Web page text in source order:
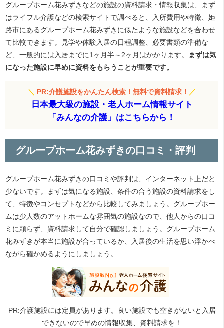
グループホーム花みずきなどの施設の資料請求・情報収集は、まず
はライフル介護などの検索サイトで調べると、入所費用や特徴、姫
路市にあるグループホーム花みずきに似たような施設などを合わせ
て比較できます。見学や体験入居の日程調整、必要書類の準備な
ど、一般的には入居までに1ヶ月半～2ヶ月はかかります。
まずは気
になった施設に早めに資料をもらうことが重要です。
＼ PR:介護施設をかんたん検索！無料で資料請求！ ／
日本最大級の施設・老人ホーム情報サイト
「みんなの介護」はこちらから！
グループホーム花みずきの口コミ・評判
グループホーム花みずきの口コミや評判は、インターネット上だと
少ないです。まずは気になる施設、条件の合う施設の資料請求をし
て、特徴やコンセプトなどから比較してみましょう。グループホー
ムは少人数のアットホームな雰囲気の施設なので、他人からの口コ
ミに頼らず、資料請求して自分で確認しましょう。グループホーム
花みずきが本当に施設が合っているか、入居後の生活を思い浮かべ
ながら確かめるようにしましょう。
PR:介護施設には定員があります。良い施設でも空きがないと入居
できないので早めの情報収集、資料請求を！